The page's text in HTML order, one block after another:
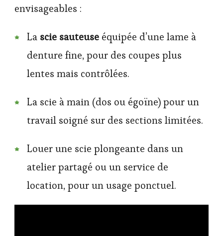
envisageables :
La scie sauteuse équipée d’une lame à
denture fine, pour des coupes plus
lentes mais contrôlées.
La scie à main (dos ou égoïne) pour un
travail soigné sur des sections limitées.
Louer une scie plongeante dans un
atelier partagé ou un service de
location, pour un usage ponctuel.